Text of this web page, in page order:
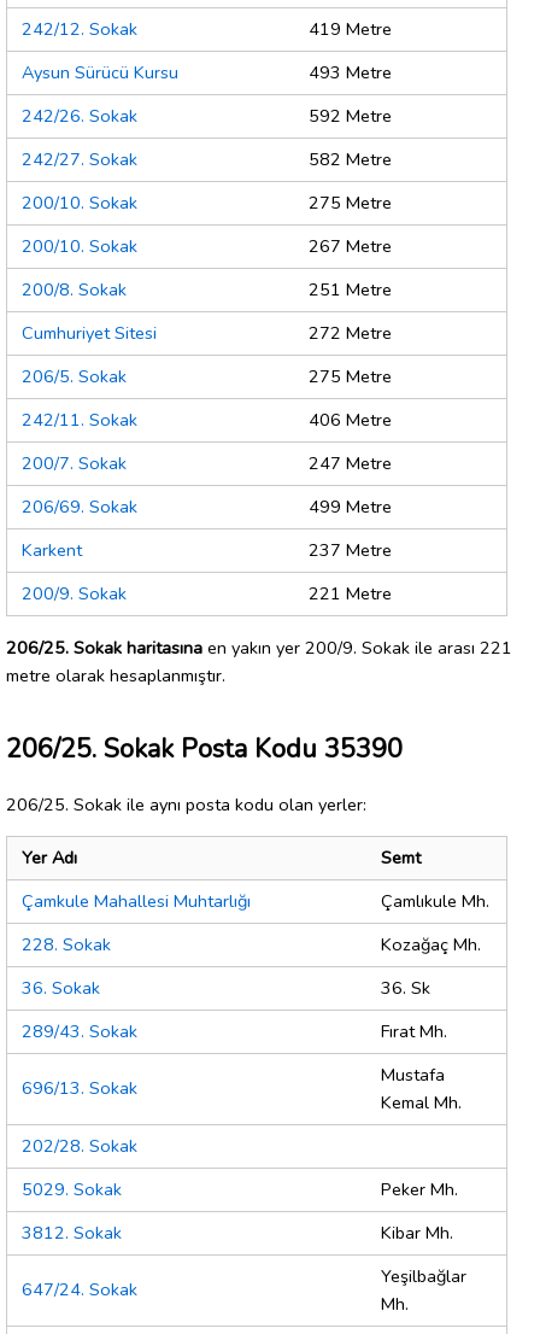
242/12. Sokak
419 Metre
Aysun Sürücü Kursu
493 Metre
242/26. Sokak
592 Metre
242/27. Sokak
582 Metre
200/10. Sokak
275 Metre
200/10. Sokak
267 Metre
200/8. Sokak
251 Metre
Cumhuriyet Sitesi
272 Metre
206/5. Sokak
275 Metre
242/11. Sokak
406 Metre
200/7. Sokak
247 Metre
206/69. Sokak
499 Metre
Karkent
237 Metre
200/9. Sokak
221 Metre
206/25. Sokak haritasına en yakın yer 200/9. Sokak ile arası 221
metre olarak hesaplanmıştır.
206/25. Sokak Posta Kodu 35390
206/25. Sokak ile aynı posta kodu olan yerler:
Yer Adı
Semt
Çamkule Mahallesi Muhtarlığı
Çamlıkule Mh.
228. Sokak
Kozağaç Mh.
36. Sokak
36. Sk
289/43. Sokak
Fırat Mh.
696/13. Sokak
Mustafa
Kemal Mh.
202/28. Sokak
5029. Sokak
Peker Mh.
3812. Sokak
Kibar Mh.
647/24. Sokak
Yeşilbağlar
Mh.